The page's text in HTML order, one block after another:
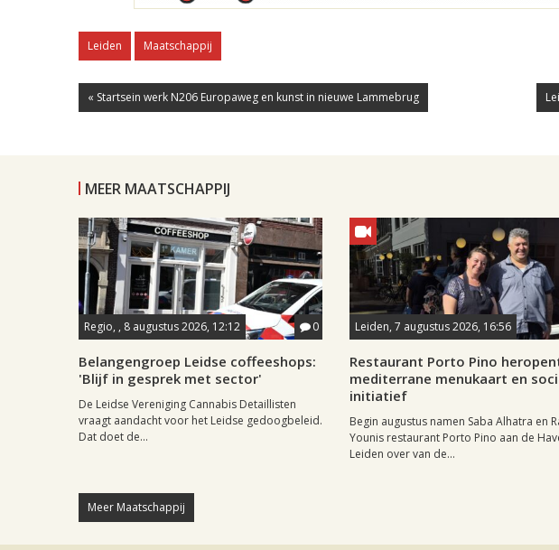
Leiden Maatschappij
« Startsein werk N206 Europaweg en kunst in nieuwe Lammebrug
MEER MAATSCHAPPIJ
Regio, , 8 augustus 2026, 12:12 0
Belangengroep Leidse coffeeshops:
'Blijf in gesprek met sector'
De Leidse Vereniging Cannabis Detaillisten
vraagt aandacht voor het Leidse gedoogbeleid.
Dat doet de...
Leiden, 7 augustus 2026, 16:56
Restaurant Porto Pino
mediterrane menukaart en
initiatief
Begin augustus namen Saba Alhatra en
Younis restaurant Porto Pino aan de
Leiden over van de...
Meer Maatschappij